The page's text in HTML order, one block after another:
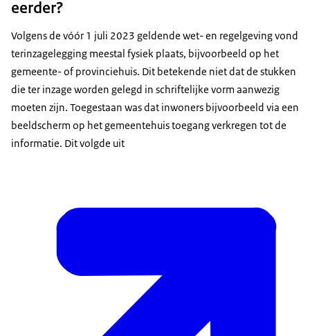
eerder?
Volgens de vóór 1 juli 2023 geldende wet- en regelgeving vond
terinzagelegging meestal fysiek plaats, bijvoorbeeld op het
gemeente- of provinciehuis. Dit betekende niet dat de stukken
die ter inzage worden gelegd in schriftelijke vorm aanwezig
moeten zijn. Toegestaan was dat inwoners bijvoorbeeld via een
beeldscherm op het gemeentehuis toegang verkregen tot de
informatie. Dit volgde uit